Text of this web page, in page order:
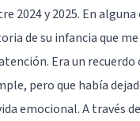
2024 y 2025. En
de su infancia que
Era un recuerdo
pero que había
emocional. A través